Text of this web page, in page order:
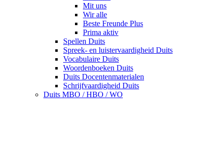
Mit uns
Wir alle
Beste Freunde Plus
Prima aktiv
Spellen Duits
Spreek- en luistervaardigheid Duits
Vocabulaire Duits
Woordenboeken Duits
Duits Docentenmaterialen
Schrijfvaardigheid Duits
Duits MBO / HBO / WO